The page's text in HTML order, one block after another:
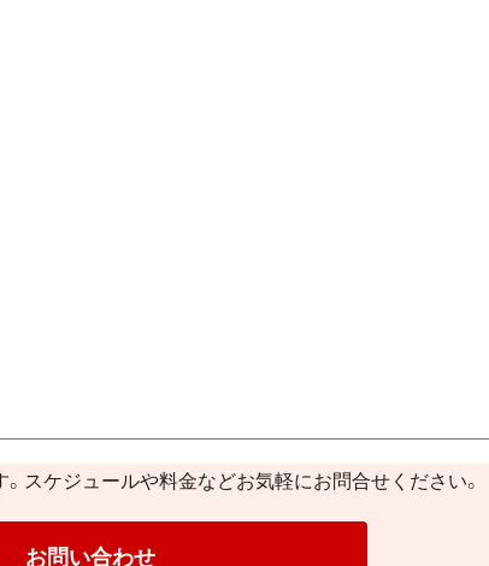
。スケジュールや料金などお気軽にお問合せください。
お問い合わせ